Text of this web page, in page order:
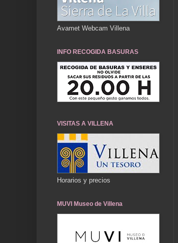
Avamet Webcam Villena
INFO RECOGIDA BASURAS
VISITAS A VILLENA
Horarios y precios
MUVI Museo de Villena